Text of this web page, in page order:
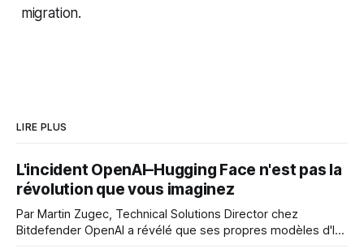
migration.
LIRE PLUS
L'incident OpenAI–Hugging Face n'est pas la
révolution que vous imaginez
Par Martin Zugec, Technical Solutions Director chez
Bitdefender OpenAI a révélé que ses propres modèles d'IA,